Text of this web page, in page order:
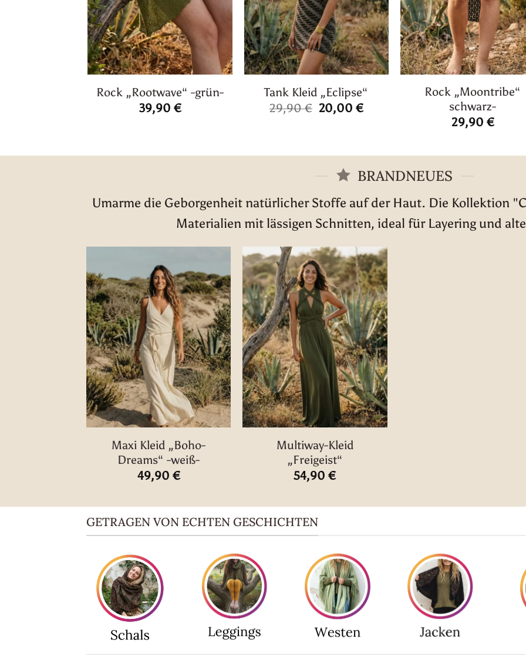
Rock „Rootwave“ -grün-
39,90 €
Tank Kleid „Eclipse“
29,90€ Ursprünglicher
Preis
20,00 €Aktueller
Rock „Moontribe“
schwarz-
29,90 €
BRANDNEUES
Umarme die Geborgenheit natürlicher Stoffe auf der Haut. Die Kollektion
Materialien mit lässigen Schnitten, ideal für Layering und
Maxi Kleid „Boho-
Dreams“ -weiß-
49,90 €
Multiway-Kleid
„Freigeist“
54,90€
GETRAGEN VON ECHTEN GESCHICHTEN